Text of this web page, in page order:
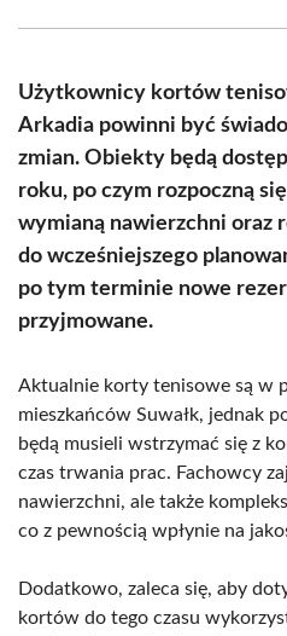
(Twitter)
Użytkownicy kortów
Arkadia powinni być
zmian. Obiekty będą
roku, po czym rozpoczną
wymianą nawierzchni oraz
do wcześniejszego
po tym terminie nowe
przyjmowane.
Aktualnie korty tenisowe są w
mieszkańców Suwałk, jednak
będą musieli wstrzymać się z
czas trwania prac. Fachowcy
nawierzchni, ale także
co z pewnością wpłynie na
Dodatkowo, zaleca się, aby
kortów do tego czasu